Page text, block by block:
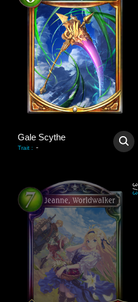
Gale Scythe
Trait : -
3
/
3